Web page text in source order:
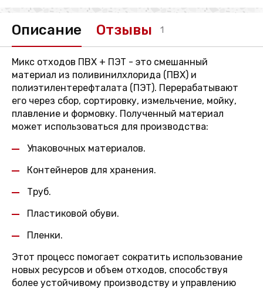
Описание Отзывы 1
Микс отходов ПВХ + ПЭТ - это смешанный
материал из поливинилхлорида (ПВХ) и
полиэтилентерефталата (ПЭТ). Перерабатывают
его через сбор, сортировку, измельчение, мойку,
плавление и формовку. Полученный материал
может использоваться для производства:
Упаковочных материалов.
Контейнеров для хранения.
Труб.
Пластиковой обуви.
Пленки.
Этот процесс помогает сократить использование
новых ресурсов и объем отходов, способствуя
более устойчивому производству и управлению